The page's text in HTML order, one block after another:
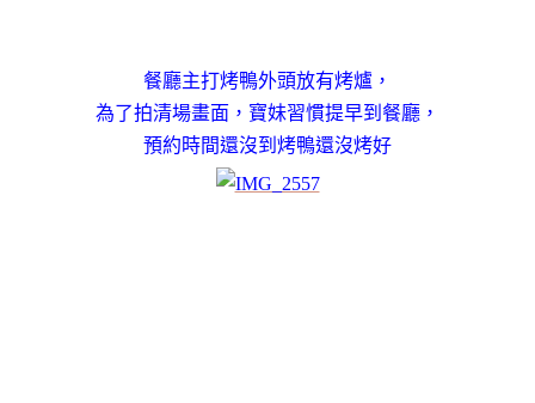
餐廳主打烤鴨外頭放有烤爐，
為了拍清場畫面 ， 寶妹習慣提早到餐廳，
預約時間還沒到烤鴨還沒烤好